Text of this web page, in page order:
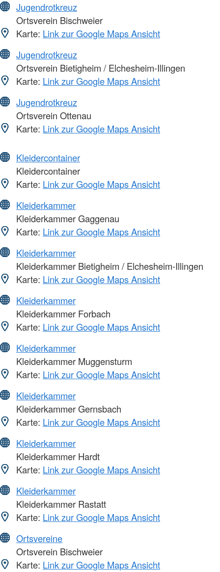
Jugendrotkreuz
Ortsverein Bischweier
Karte: Link zur Google Maps Ansicht
Jugendrotkreuz
Ortsverein Bietigheim / Elchesheim-Illingen
Karte: Link zur Google Maps Ansicht
Jugendrotkreuz
Ortsverein Ottenau
Karte: Link zur Google Maps Ansicht
Kleidercontainer
Kleidercontainer
Karte: Link zur Google Maps Ansicht
Kleiderkammer
Kleiderkammer Gaggenau
Karte: Link zur Google Maps Ansicht
Kleiderkammer
Kleiderkammer Bietigheim / Elchesheim-Illingen
Karte: Link zur Google Maps Ansicht
Kleiderkammer
Kleiderkammer Forbach
Karte: Link zur Google Maps Ansicht
Kleiderkammer
Kleiderkammer Muggensturm
Karte: Link zur Google Maps Ansicht
Kleiderkammer
Kleiderkammer Gernsbach
Karte: Link zur Google Maps Ansicht
Kleiderkammer
Kleiderkammer Hardt
Karte: Link zur Google Maps Ansicht
Kleiderkammer
Kleiderkammer Rastatt
Karte: Link zur Google Maps Ansicht
Ortsvereine
Ortsverein Bischweier
Karte: Link zur Google Maps Ansicht